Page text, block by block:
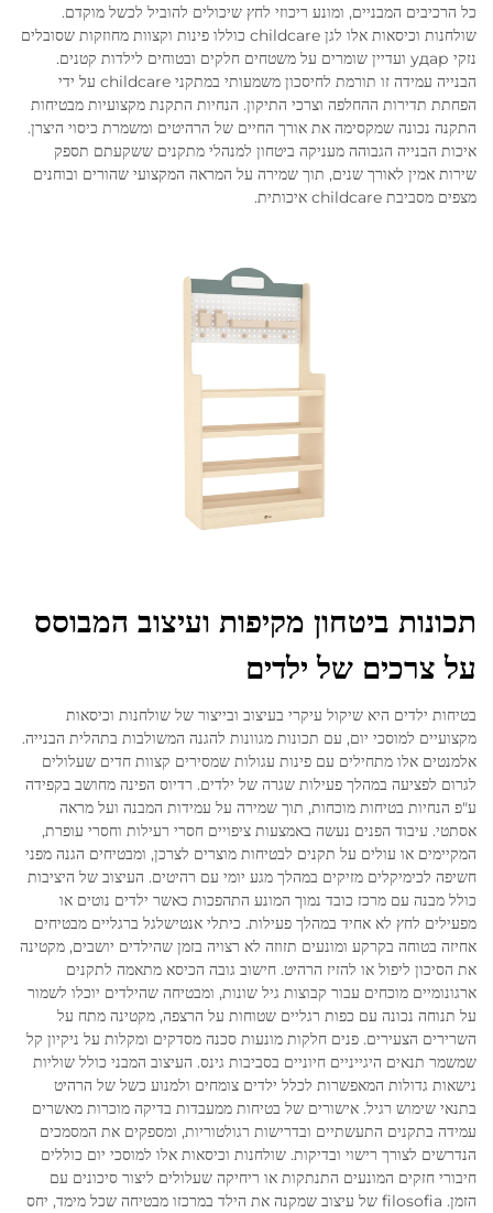
כל הרכיבים המבניים, ומונע ריכוזי לחץ שיכולים להוביל לכשל מוקדם.
שולחנות וכיסאות אלו לגן childcare כוללו פינות וקצוות מחוזקות שסובלים
נזקי удар ועדיין שומרים על משטחים חלקים ובטוחים לילדות קטנים.
הבנייה עמידה זו תורמת לחיסכון משמעותי במתקני childcare על ידי
הפחתת תדירות ההחלפה וצרכי התיקון. הנחיות התקנת מקצועיות מבטיחות
התקנה נכונה שמקסימה את אורך החיים של הרהיטים ומשמרת כיסוי היצרן.
איכות הבנייה הגבוהה מעניקה ביטחון למנהלי מתקנים ששקעתם תספק
שירות אמין לאורך שנים, תוך שמירה על המראה המקצועי שהורים ובוחנים
מצפים מסביבת childcare איכותית.
תכונות ביטחון מקיפות ועיצוב המבוסס
על צרכים של ילדים
בטיחות ילדים היא שיקול עיקרי בעיצוב ובייצור של שולחנות וכיסאות
מקצועיים למוסכי יום, עם תכונות מגוונות להגנה המשולבות בתהלית הבנייה.
אלמנטים אלו מתחילים עם פינות עגולות שמסירים קצוות חדים שעלולים
לגרום לפציעה במהלך פעילות שגרה של ילדים. רדיוס הפינה מחושב בקפידה
ע"פ הנחיות בטיחות מוכחות, תוך שמירה על עמידות המבנה ועל מראה
אסתטי. עיבוד הפנים נעשה באמצעות ציפויים חסרי רעילות וחסרי עופרת,
המקיימים או עולים על תקנים לבטיחות מוצרים לצרכן, ומבטיחים הגנה מפני
חשיפה לכימיקלים מזיקים במהלך מגע יומי עם רהיטים. העיצוב של היציבות
כולל מבנה עם מרכז כובד נמוך המונע התהפכות כאשר ילדים נוטים או
מפעילים לחץ לא אחיד במהלך פעילות. כיתלי אנטישלגל ברגליים מבטיחים
אחיזה בטוחה בקרקע ומונעים תזוזה לא רצויה בזמן שהילדים יושבים, מקטינה
את הסיכון ליפול או להזיז הרהיט. חישוב גובה הכיסא מתאמה לתקנים
ארגונומיים מוכחים עבור קבוצות גיל שונות, ומבטיחה שהילדים יוכלו לשמור
על תנוחה נכונה עם כפות רגליים שטוחות על הרצפה, מקטינה מתח על
השרירים הצעירים. פנים חלקות מונעות סכנה מסדקים ומקלות על ניקיון קל
שמשמר תנאים היגייניים חיוניים בסביבות גינס. העיצוב המבני כולל שוליות
נישאות גדולות המאפשרות לכלל ילדים צומחים ולמנוע כשל של הרהיט
בתנאי שימוש רגיל. אישורים של בטיחות ממעבדות בדיקה מוכרות מאשרים
עמידה בתקנים התעשתיים ובדרישות רגולטוריות, ומספקים את המסמכים
הנדרשים לצורך רישוי ובדיקות. שולחנות וכיסאות אלו למוסכי יום כוללים
חיבורי חזקים המונעים התנתקות או ריחיקה שעלולים ליצור סיכונים עם
הזמן. filosofia של עיצוב שמקנה את הילד במרכזו מבטיחה שכל מימד, יחס